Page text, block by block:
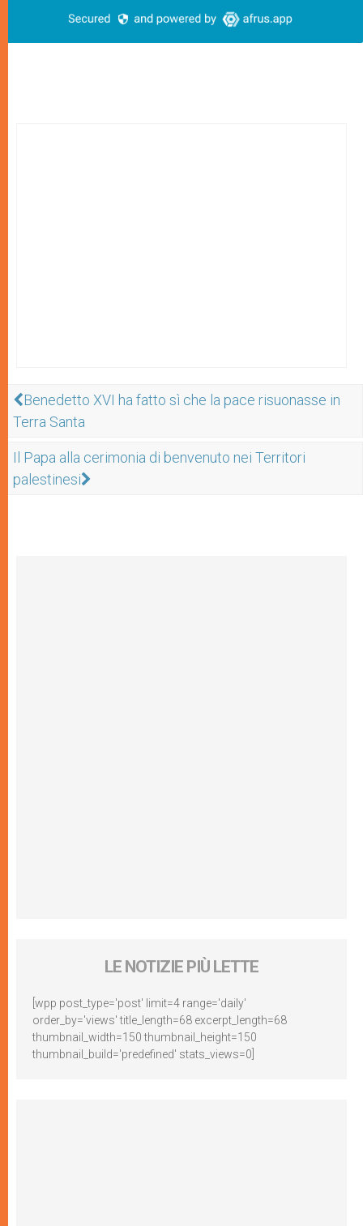
Benedetto XVI ha fatto sì che la pace risuonasse in
Terra Santa
Il Papa alla cerimonia di benvenuto nei Territori
palestinesi
LE NOTIZIE PIÙ LETTE
[wpp post_type='post' limit=4 range='daily'
order_by='views' title_length=68 excerpt_length=68
thumbnail_width=150 thumbnail_height=150
thumbnail_build='predefined' stats_views=0]